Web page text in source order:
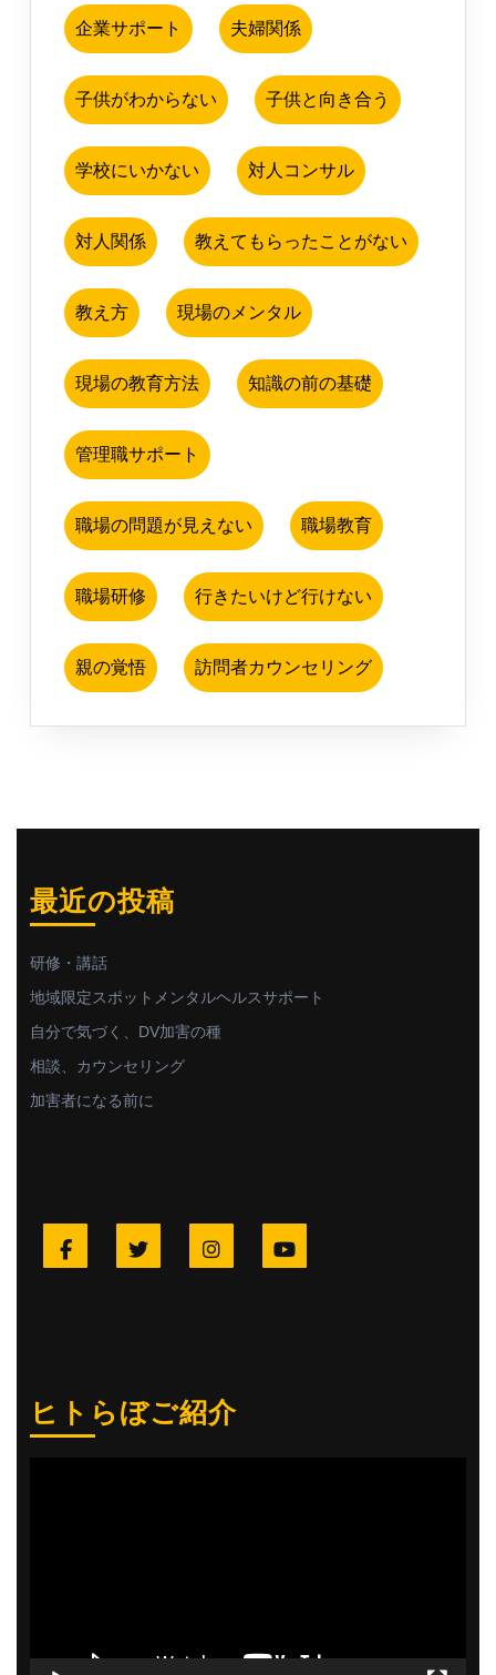
企業サポート 夫婦関係
子供がわからない 子供と向き合う
学校にいかない 対人コンサル
対人関係 教えてもらったことがない
教え方 現場のメンタル
現場の教育方法 知識の前の基礎
管理職サポート
職場の問題が見えない 職場教育
職場研修 行きたいけど行けない
親の覚悟 訪問者カウンセリング
最近の投稿
研修・講話
地域限定スポットメンタルヘルスサポート
自分で気づく、DV加害の種
相談、カウンセリング
加害者になる前に
Facebook Twitter Instagram
ヒトらぼご紹介